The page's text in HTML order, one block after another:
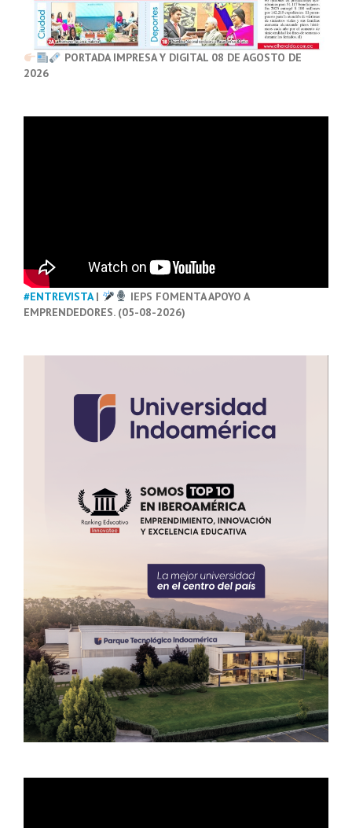
PORTADA IMPRESA Y DIGITAL 08 DE AGOSTO DE
2026
#ENTREVISTA|
IEPS FOMENTA APOYO A
EMPRENDEDORES. (05-08-2026)